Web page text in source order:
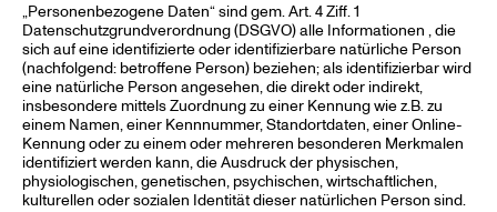
„Personenbezogene Daten“ sind gem. Art. 4 Ziff. 1
Datenschutzgrundverordnung (DSGVO) alle Informationen , die
sich auf eine identifizierte oder identifizierbare natürliche Person
(nachfolgend: betroffene Person) beziehen; als identifizierbar wird
eine natürliche Person angesehen, die direkt oder indirekt,
insbesondere mittels Zuordnung zu einer Kennung wie z.B. zu
einem Namen, einer Kennnummer, Standortdaten, einer Online-
Kennung oder zu einem oder mehreren besonderen Merkmalen
identifiziert werden kann, die Ausdruck der physischen,
physiologischen, genetischen, psychischen, wirtschaftlichen,
kulturellen oder sozialen Identität dieser natürlichen Person sind.